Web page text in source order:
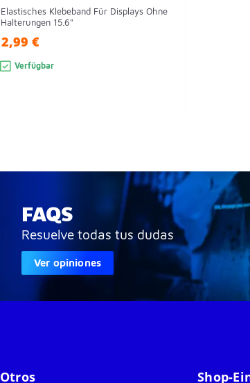
Elastisches Klebeband Für Displays Ohne
Halterungen 15.6"
2,99 €
Verfügbar
FAQS
Resuelve todas tus dudas
Ver opiniones
Otros Shop-